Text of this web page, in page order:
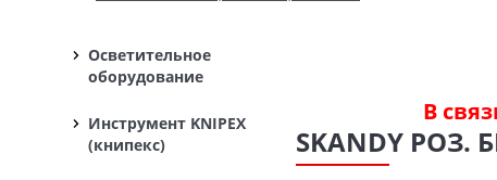
Осветительное
оборудование
Инструмент KNIPEX
(книпекс)
В
SKANDY РОЗ.